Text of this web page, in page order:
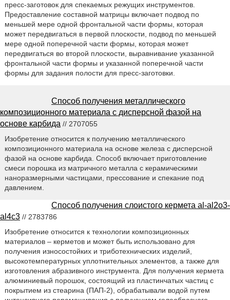
пресс-заготовок для спекаемых режущих инструментов.
Предоставление составной матрицы включает подвод по
меньшей мере одной фронтальной части формы, которая
может передвигаться в первой плоскости, подвод по меньшей
мере одной поперечной части формы, которая может
передвигаться во второй плоскости, выравнивание указанной
фронтальной части формы и указанной поперечной части
формы для задания полости для пресс-заготовки.
Способ получения металлического
композиционного материала с дисперсной фазой на
основе карбида // 2707055
Изобретение относится к получению металлического
композиционного материала на основе железа с дисперсной
фазой на основе карбида. Способ включает приготовление
смеси порошка из матричного металла с керамическими
наноразмерными частицами, прессование и спекание под
давлением.
Способ получения слоистого кермета al-al2o3-
al4c3 // 2783786
Изобретение относится к технологии композиционных
материалов – керметов и может быть использовано для
получения износостойких и триботехнических изделий,
высокотемпературных уплотнительных элементов, а также для
изготовления абразивного инструмента. Для получения кермета
алюминиевый порошок, состоящий из пластинчатых частиц с
покрытием из стеарина (ПАП-2), обрабатывали водой путем